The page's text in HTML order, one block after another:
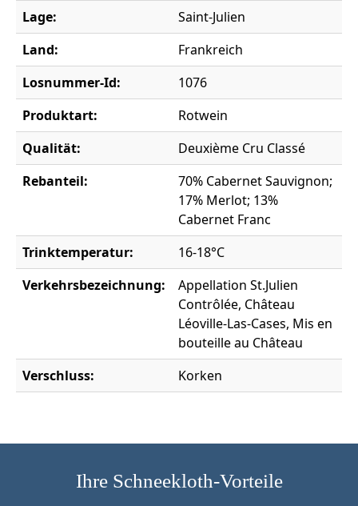
Lage:
Saint-Julien
Land:
Frankreich
Losnummer-Id:
1076
Produktart:
Rotwein
Qualität:
Deuxième Cru Classé
Rebanteil:
70% Cabernet Sauvignon;
17% Merlot; 13%
Cabernet Franc
Trinktemperatur:
16-18°C
Verkehrsbezeichnung:
Appellation St.Julien
Contrôlée, Château
Léoville-Las-Cases, Mis en
bouteille au Château
Verschluss:
Korken
Ihre Schneekloth-Vorteile